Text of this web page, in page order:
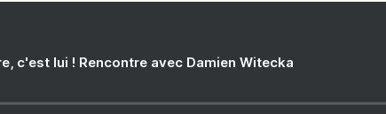
c'est lui ! Rencontre avec Damien Witecka